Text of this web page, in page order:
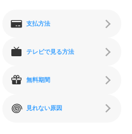
支払方法
テレビで見る方法
無料期間
見れない原因